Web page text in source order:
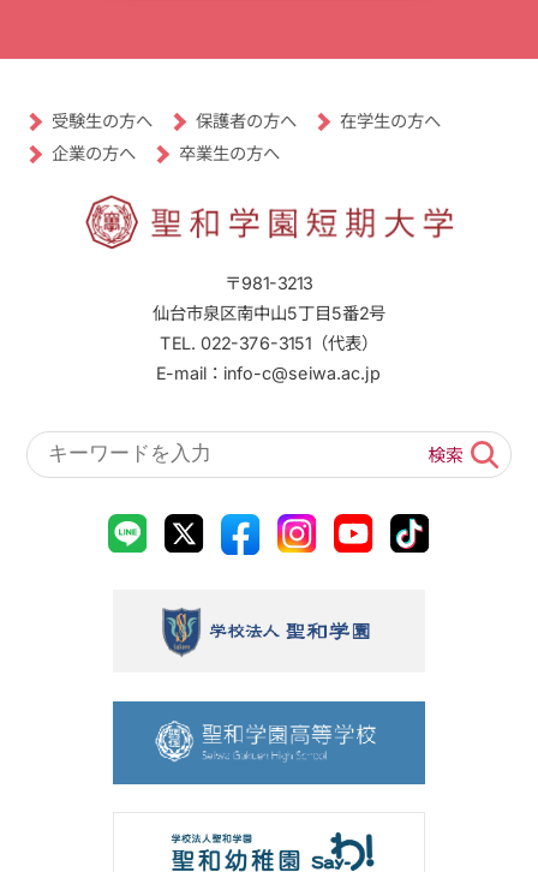
〒981-3213
仙台市泉区南中山5丁目5番2号
TEL. 022-376-3151（代表）
E-mail：info-c@seiwa.ac.jp
受験生の方へ 保護者の方へ 在学生の方へ
企業の方へ 卒業生の方へ